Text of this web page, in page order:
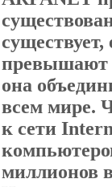
превышают
она
всем мире.
к сети
миллионов в